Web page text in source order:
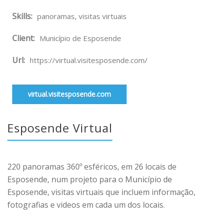
Skills: panoramas, visitas virtuais
Client: Município de Esposende
Url: https://virtual.visitesposende.com/
virtual.visitesposende.com
Esposende Virtual
220 panoramas 360º esféricos, em 26 locais de
Esposende, num projeto para o Município de
Esposende, visitas virtuais que incluem informação,
fotografias e videos em cada um dos locais.